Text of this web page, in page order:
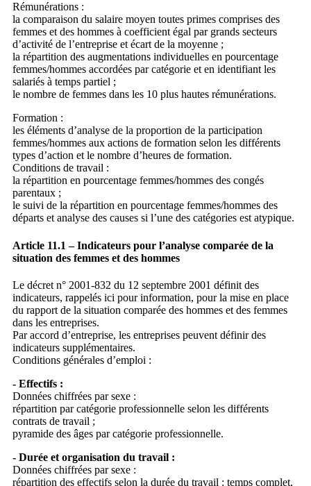
Rémunérations :
la comparaison du salaire moyen toutes primes comprises des
femmes et des hommes à coefficient égal par grands secteurs
d’activité de l’entreprise et écart de la moyenne ;
la répartition des augmentations individuelles en pourcentage
femmes/hommes accordées par catégorie et en identifiant les
salariés à temps partiel ;
le nombre de femmes dans les 10 plus hautes rémunérations.
Formation :
les éléments d’analyse de la proportion de la participation
femmes/hommes aux actions de formation selon les différents
types d’action et le nombre d’heures de formation.
Conditions de travail :
la répartition en pourcentage femmes/hommes des congés
parentaux ;
le suivi de la répartition en pourcentage femmes/hommes des
départs et analyse des causes si l’une des catégories est atypique.
Article 11.1 – Indicateurs pour l’analyse comparée de la
situation des femmes et des hommes
Le décret n° 2001-832 du 12 septembre 2001 définit des
indicateurs, rappelés ici pour information, pour la mise en place
du rapport de la situation comparée des hommes et des femmes
dans les entreprises.
Par accord d’entreprise, les entreprises peuvent définir des
indicateurs supplémentaires.
Conditions générales d’emploi :
- Effectifs :
Données chiffrées par sexe :
répartition par catégorie professionnelle selon les différents
contrats de travail ;
pyramide des âges par catégorie professionnelle.
- Durée et organisation du travail :
Données chiffrées par sexe :
répartition des effectifs selon la durée du travail : temps complet,